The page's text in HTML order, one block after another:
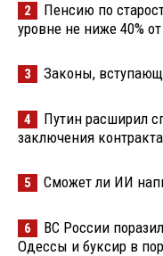
2
Пенсию по
уровне не ниже 40%
3 Законы,
4
Путин расширил
заключения
5 Сможет ли ИИ
6
ВС России
Одессы и буксир в